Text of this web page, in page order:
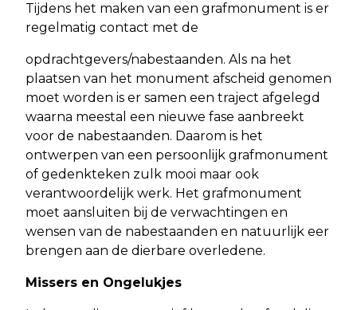
Tijdens het maken van een grafmonument is er
regelmatig contact met de
opdrachtgevers/nabestaanden. Als na het
plaatsen van het monument afscheid genomen
moet worden is er samen een traject afgelegd
waarna meestal een nieuwe fase aanbreekt
voor de nabestaanden. Daarom is het
ontwerpen van een persoonlijk grafmonument
of gedenkteken zulk mooi maar ook
verantwoordelijk werk. Het grafmonument
moet aansluiten bij de verwachtingen en
wensen van de nabestaanden en natuurlijk eer
brengen aan de dierbare overledene.
Missers en Ongelukjes